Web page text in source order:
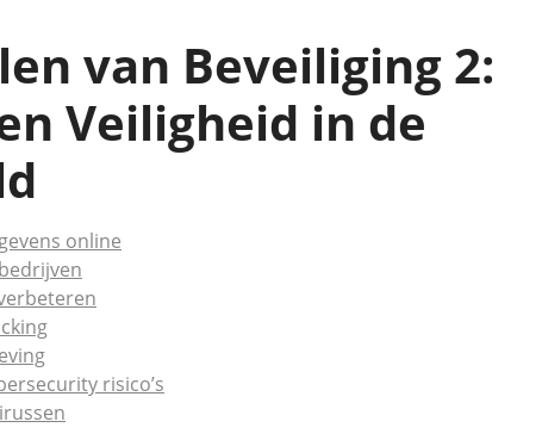
van Beveiliging 2:
Veiligheid in de
online
risico’s